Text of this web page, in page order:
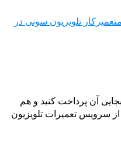
تعمیرکار تلویزیون سونی در
آن پرداخت کنید و هم
از سرویس تعمیرات تلویزیون